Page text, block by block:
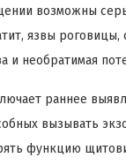
возможны
язвы роговицы,
и необратимая
раннее
вызывать
функцию